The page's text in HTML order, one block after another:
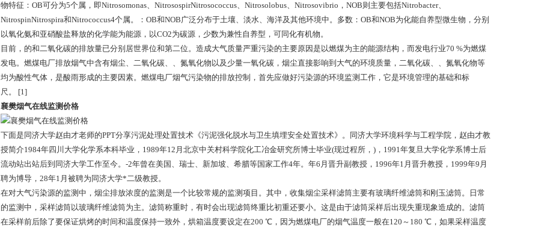
物特征：OB可分为5个属，即Nitrosomonas、NitrosospirNitrosococcus、Nitrosolobus、Nitrosovibrio，NOB则主要包括Nitrobacter、
NitrospinNitrospira和Nitrococcus4个属。：OB和NOB广泛分布于土壤、淡水、海洋及其他环境中。多数：OB和NOB为化能自养型微生物，分别
以氧化氨和亚硝酸盐释放的化学能为能源，以CO2为碳源，少数为兼性自养型，可同化有机物。
目前，的和二氧化碳的排放量已分别居世界位和第二位。造成大气质量严重污染的主要原因是以燃煤为主的能源结构，而发电行业70 %为燃煤
发电。燃煤电厂排放烟气中含有烟尘、二氧化碳、、氮氧化物以及少量一氧化碳，烟尘直接影响到大气的环境质量，二氧化碳、、氮氧化物等
均为酸性气体，是酸雨形成的主要因素。燃煤电厂烟气污染物的排放控制，首先应做好污染源的环境监测工作，它是环境管理的基础和标
尺。 [1]
襄樊烟气在线监测价格
下面是同济大学赵由才老师的PPT分享污泥处理处置技术《污泥强化脱水与卫生填埋安全处置技术》。同济大学环境科学与工程学院，赵由才教
授简介1984年四川大学化学系本科毕业，1989年12月北京中关村科学院化工冶金研究所博士毕业(现过程所，)，1991年复旦大学化学系博士后
流动站出站后到同济大学工作至今。-2年曾在美国、瑞士、新加坡、希腊等国家工作4年。年6月晋升副教授，1996年1月晋升教授，1999年9月
聘为博导，28年1月被聘为同济大学*二级教授。
在对大气污染源的监测中，烟尘排放浓度的监测是一个比较常规的监测项目。其中，收集烟尘采样滤筒主要有玻璃纤维滤筒和刚玉滤筒。日常
的监测中，采样滤筒以玻璃纤维滤筒为主。滤筒称重时，有时会出现滤筒终重比初重还要小。这是由于滤筒采样后出现失重现象造成的。滤筒
在采样前后除了要保证烘烤的时间和温度保持一致外，烘箱温度要设定在200 ℃，因为燃煤电厂的烟气温度一般在120～180 ℃，如果采样温度